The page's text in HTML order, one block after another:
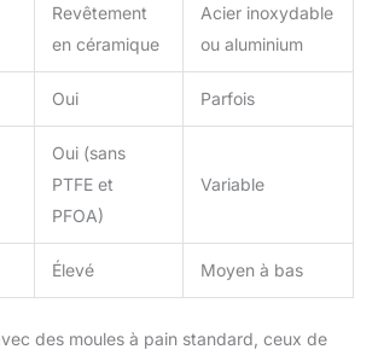
Revêtement
en céramique
Acier inoxydable
ou aluminium
Oui Parfois
Oui (sans
PTFE et
PFOA)
Variable
Élevé Moyen à bas
des moules à pain standard, ceux de